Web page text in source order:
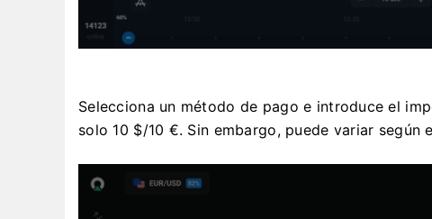
Selecciona un método de pago e introduce el
solo 10 $/10 €. Sin embargo, puede variar según